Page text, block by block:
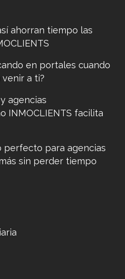
ahorran tiempo las
en portales cuando
a ti?
agencias
INMOCLIENTS facilita
perfecto para agencias
sin perder tiempo